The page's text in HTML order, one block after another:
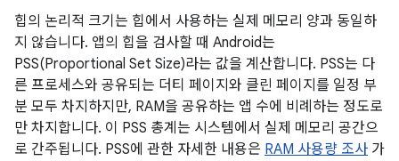
힙의 논리적 크기는 힙에서 사용하는 실제 메모리 양과 동일하
지 않습니다. 앱의 힙을 검사할 때 Android는
PSS(Proportional Set Size)라는 값을 계산합니다. PSS는 다
른 프로세스와 공유되는 더티 페이지와 클린 페이지를 일정 부
분 모두 차지하지만, RAM을 공유하는 앱 수에 비례하는 정도로
만 차지합니다. 이 PSS 총계는 시스템에서 실제 메모리 공간으
로 간주됩니다. PSS에 관한 자세한 내용은 RAM 사용량 조사 가